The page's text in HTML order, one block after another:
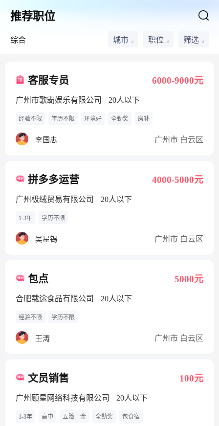
推荐职位
综合 城市 职位 筛选
客服专员 6000-9000元
广州市歌霸娱乐有限公司 20人以下
经验不限 学历不限 环境好 全勤奖 房补
李国忠 广州市 白云区
拼多多运营 4000-5000元
广州极绒贸易有限公司 20人以下
1-3年 学历不限
吴星锡 广州市 白云区
包点 5000元
合肥载途食品有限公司 20人以下
经验不限 学历不限
王涛 广州市 白云区
文员销售 100元
广州顾星网络科技有限公司 20人以下
1-3年 高中 五险一金 全勤奖 包食宿